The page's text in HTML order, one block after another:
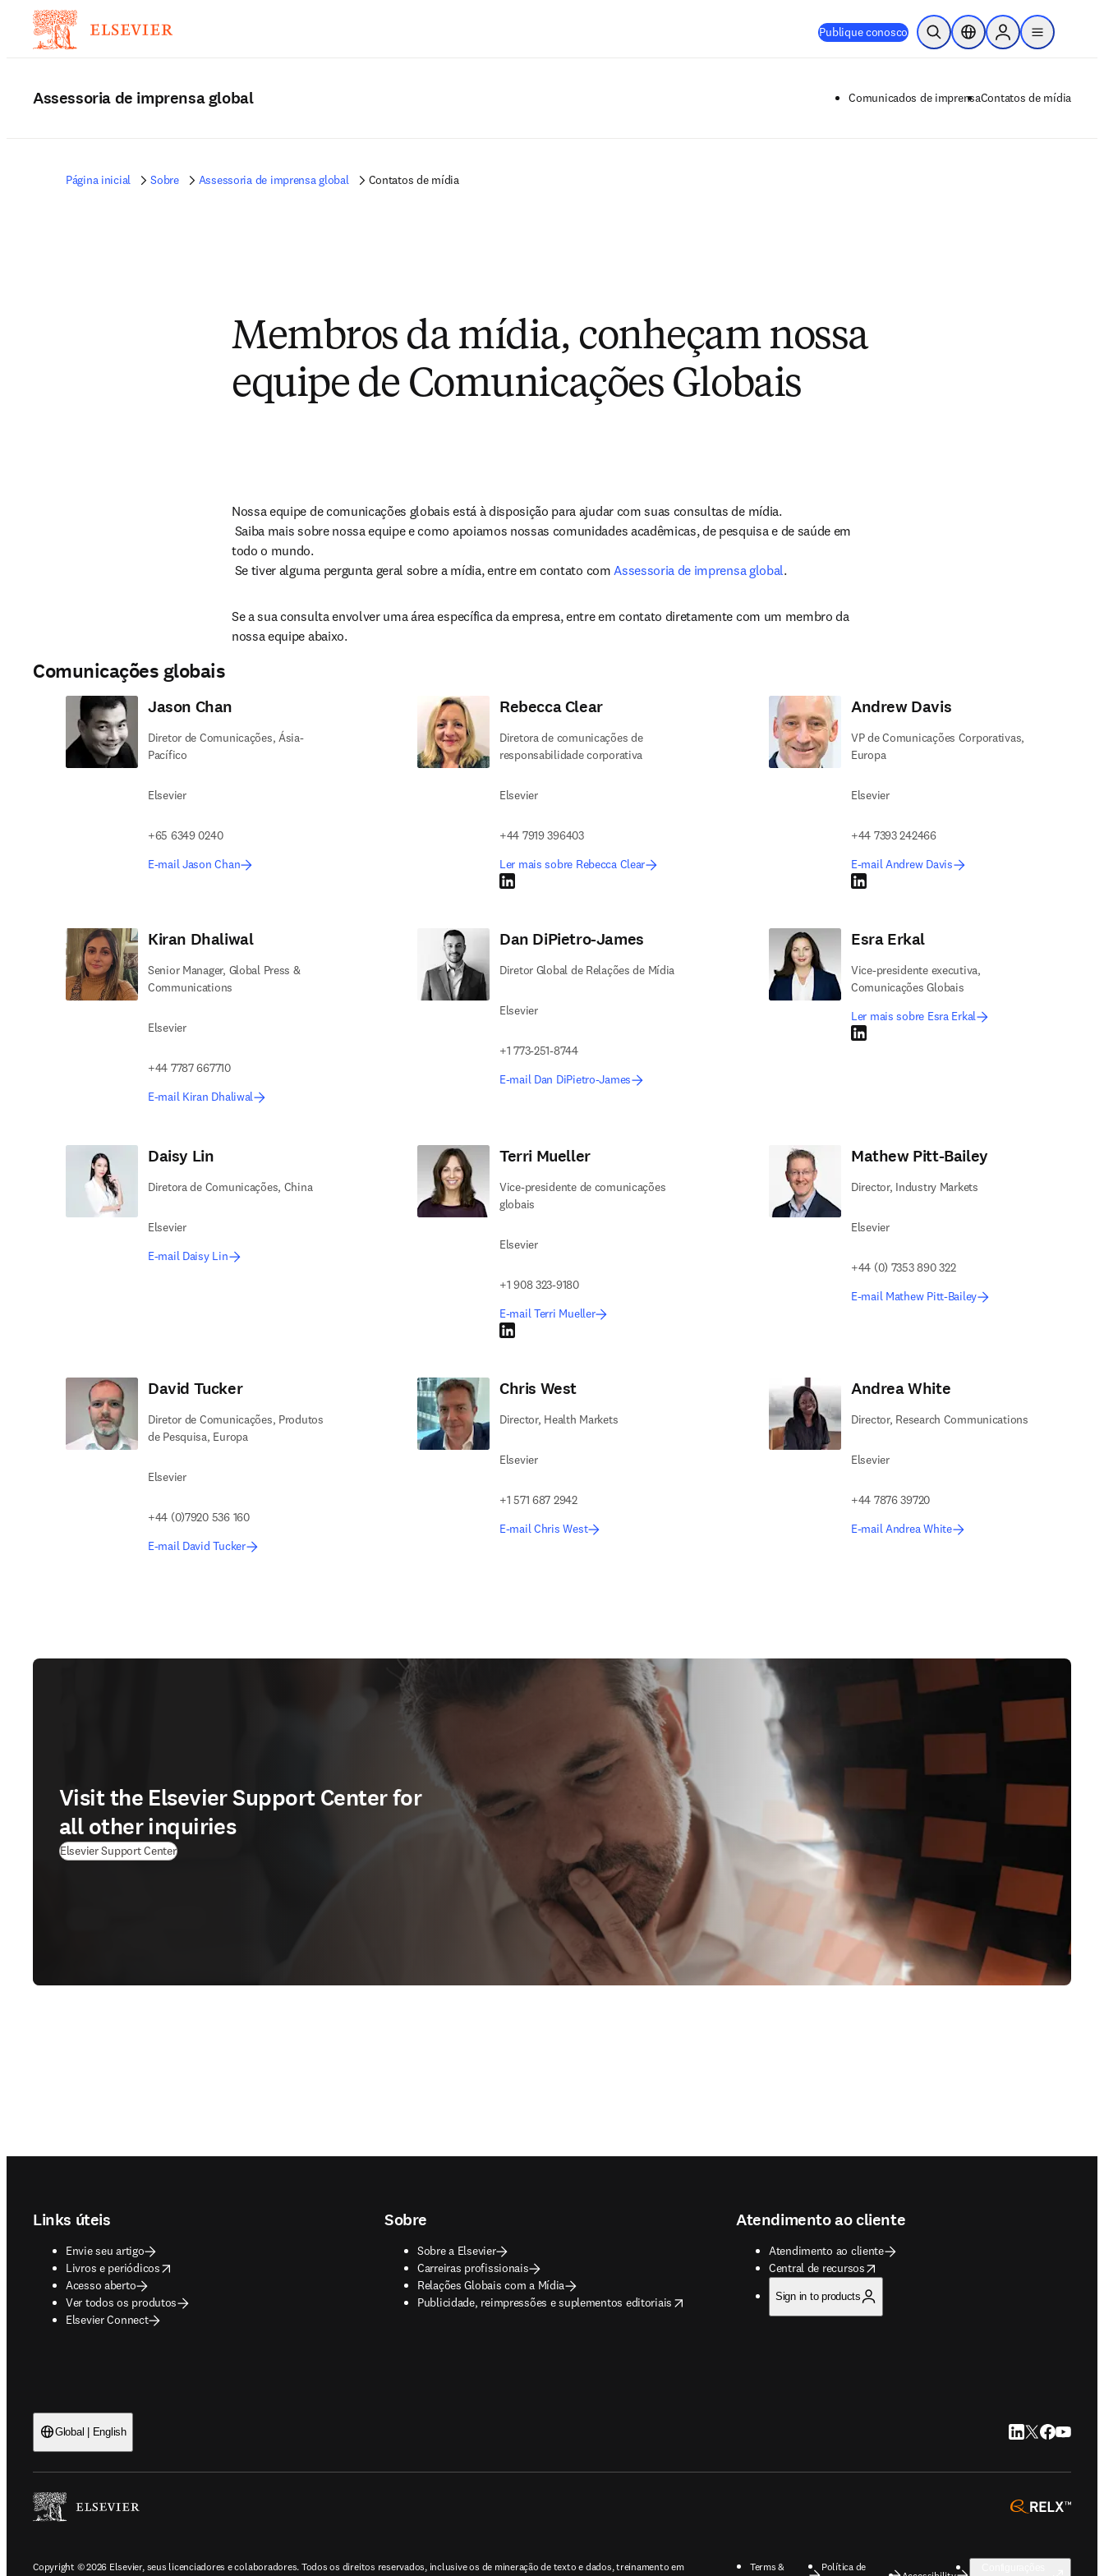
Publique conosco Pesquisa aberta
Seletor de localização
Sign in to products
menu
Assessoria de imprensa global Comunicados de imprensaContatos de mídia
Página inicial Sobre Assessoria de imprensa global Contatos de mídia
Membros da mídia, conheçam nossa
equipe de Comunicações Globais
Nossa equipe de comunicações globais está à disposição para ajudar com suas consultas de mídia.
todo o mundo.
Se tiver alguma pergunta geral sobre a mídia, entre em contato com Assessoria de imprensa global.
Se a sua consulta envolver uma área específica da empresa, entre em contato diretamente com um membro da
nossa equipe abaixo.
Comunicações globais
Jason Chan
Diretor de Comunicações, Ásia-
Pacífico
Elsevier
+65 6349 0240
E-mail Jason Chan
Rebecca Clear
Diretora de comunicações de
responsabilidade corporativa
Elsevier
+44 7919 396403
Ler mais sobre Rebecca Clear
LinkedIn abre em uma nova guia/janela
Andrew Davis
VP de Comunicações Corporativas,
Europa
Elsevier
+44 7393 242466
E-mail Andrew Davis
LinkedIn abre em uma nova guia/janela
Kiran Dhaliwal
Senior Manager, Global Press &
Communications
Elsevier
+44 7787 667710
E-mail Kiran Dhaliwal
Dan DiPietro-James
Diretor Global de Relações de Mídia
Elsevier
+1 773-251-8744
E-mail Dan DiPietro-James
Esra Erkal
Vice-presidente executiva,
Comunicações Globais
Ler mais sobre Esra Erkal
LinkedIn abre em uma nova guia/janela
Daisy Lin
Diretora de Comunicações, China
Elsevier
E-mail Daisy Lin
Terri Mueller
Vice-presidente de comunicações
globais
Elsevier
+1 908 323-9180
E-mail Terri Mueller
LinkedIn abre em uma nova guia/janela
Mathew Pitt-Bailey
Director, Industry Markets
Elsevier
+44 (0) 7353 890 322
E-mail Mathew Pitt-Bailey
David Tucker
Diretor de Comunicações, Produtos
de Pesquisa, Europa
Elsevier
+44 (0)7920 536 160
E-mail David Tucker
Chris West
Director, Health Markets
Elsevier
+1 571 687 2942
E-mail Chris West
Andrea White
Director, Research Communications
Elsevier
+44 7876 39720
E-mail Andrea White
Visit the Elsevier Support Center for
all other inquiries
Elsevier Support Center
Links úteis
Envie seu artigo
Livros e periódicos
opens in new tab/window
Acesso aberto
Ver todos os produtos
Elsevier Connect
Sobre
Sobre a Elsevier
Carreiras profissionais
Relações Globais com a Mídia
Publicidade, reimpressões e suplementos editoriais
opens in new tab/window
Atendimento ao cliente
Atendimento ao cliente
Central de recursos
opens in new tab/window
Sign in to products
Global | English LinkedIn abre em
Twitter abre
Facebook
YouTube
opens
Copyright © 2026 Elsevier, seus licenciadores e colaboradores. Todos os direitos reservados, inclusive os de mineração de texto e dados, treinamento em
Terms & Política de